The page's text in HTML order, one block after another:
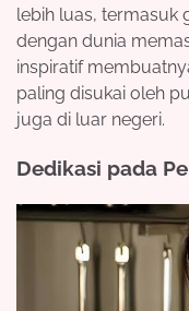
lebih luas, termasuk
dengan dunia
inspiratif
paling disukai oleh
juga di luar negeri.
Dedikasi pada